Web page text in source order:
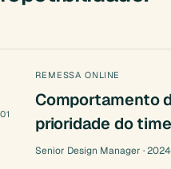
01
REMESSA ONLINE
Comportamento
prioridade do time
Senior Design Manager ·